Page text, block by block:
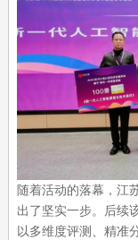
随着活动的落幕，江
出了坚实一步。后续
以多维度评测、精准